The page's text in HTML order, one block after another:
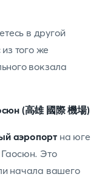
в другой
того же
вокзала
(高雄 國際 機場)
аэропорт на юге
Это
начала вашего